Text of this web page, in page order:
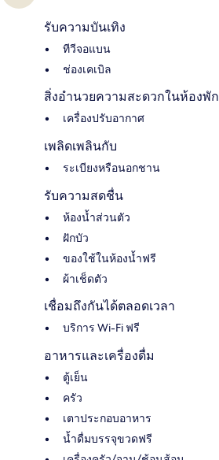
รับความบันเทิง
ทีวีจอแบน
ช่องเคเบิล
สิ่งอำนวยความสะดวกในห้องพัก
เครื่องปรับอากาศ
เพลิดเพลินกับ
ระเบียงหรือนอกชาน
รับความสดชื่น
ห้องน้ำส่วนตัว
ฝักบัว
ของใช้ในห้องน้ำฟรี
ผ้าเช็ดตัว
เชื่อมถึงกันได้ตลอดเวลา
บริการ Wi-Fi ฟรี
อาหารและเครื่องดื่ม
ตู้เย็น
ครัว
เตาประกอบอาหาร
น้ำดื่มบรรจุขวดฟรี